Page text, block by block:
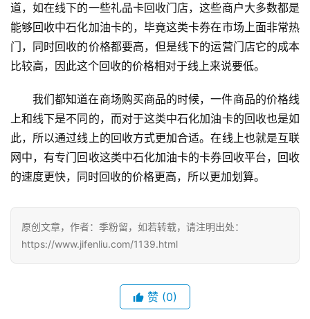
电
影
同
美
食
|
打
免
费
办
登录 注册
投稿
道，如在线下的一些礼品卡回收门店，这些商户大多数都是
能够回收中石化加油卡的，毕竟这类卡券在市场上面非常热
门，同时回收的价格都要高，但是线下的运营门店它的成本
比较高，因此这个回收的价格相对于线上来说要低。
我们都知道在商场购买商品的时候，一件商品的价格线
上和线下是不同的，而对于这类中石化加油卡的回收也是如
此，所以通过线上的回收方式更加合适。在线上也就是互联
网中，有专门回收这类中石化加油卡的卡券回收平台，回收
的速度更快，同时回收的价格更高，所以更加划算。
原创文章，作者：季粉留，如若转载，请注明出处：
https://www.jifenliu.com/1139.html
赞 (0)